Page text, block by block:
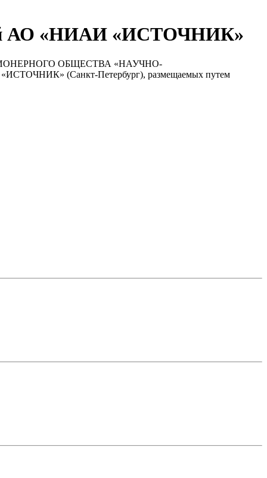
АО «НИАИ «ИСТОЧНИК»
АКЦИОНЕРНОГО ОБЩЕСТВА «НАУЧНО-
(Санкт-Петербург), размещаемых путем